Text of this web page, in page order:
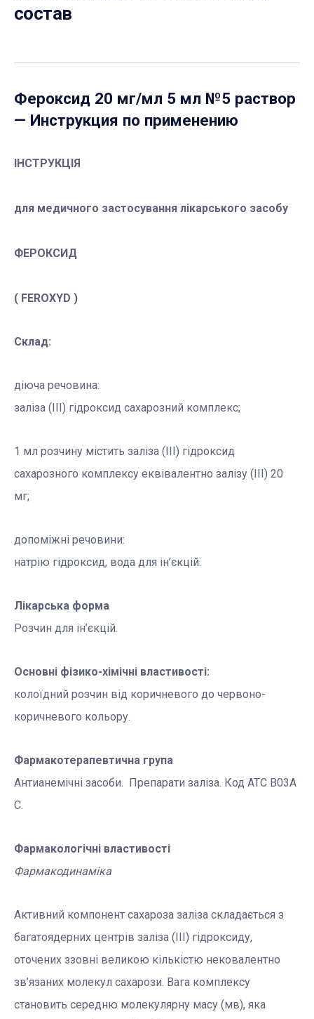
состав
Фероксид 20 мг/мл 5 мл №5 раствор
— Инструкция по применению
ІНСТРУКЦІЯ
для медичного застосування лікарського засобу
ФЕРОКСИД
( FEROXYD )
Склад:
діюча речовина:
заліза (ІІІ) гідроксид сахарозний комплекс;
1 мл розчину містить заліза (ІІІ) гідроксид
сахарозного комплексу еквівалентно залізу (ІІІ) 20
мг;
допоміжні речовини:
натрію гідроксид, вода для ін’єкцій.
Лікарська форма
Розчин для ін’єкцій.
Основні фізико-хімічні властивості:
колоїдний розчин від коричневого до червоно-
коричневого кольору.
Фармакотерапевтична група
Антианемічні засоби. Препарати заліза. Код АТС В03А
С.
Фармакологічні властивості
Фармакодинаміка
Активний компонент сахароза заліза складається з
багатоядерних центрів заліза (ІІІ) гідроксиду,
оточених ззовні великою кількістю нековалентно
зв’язаних молекул сахарози. Вага комплексу
становить середню молекулярну масу (мв), яка